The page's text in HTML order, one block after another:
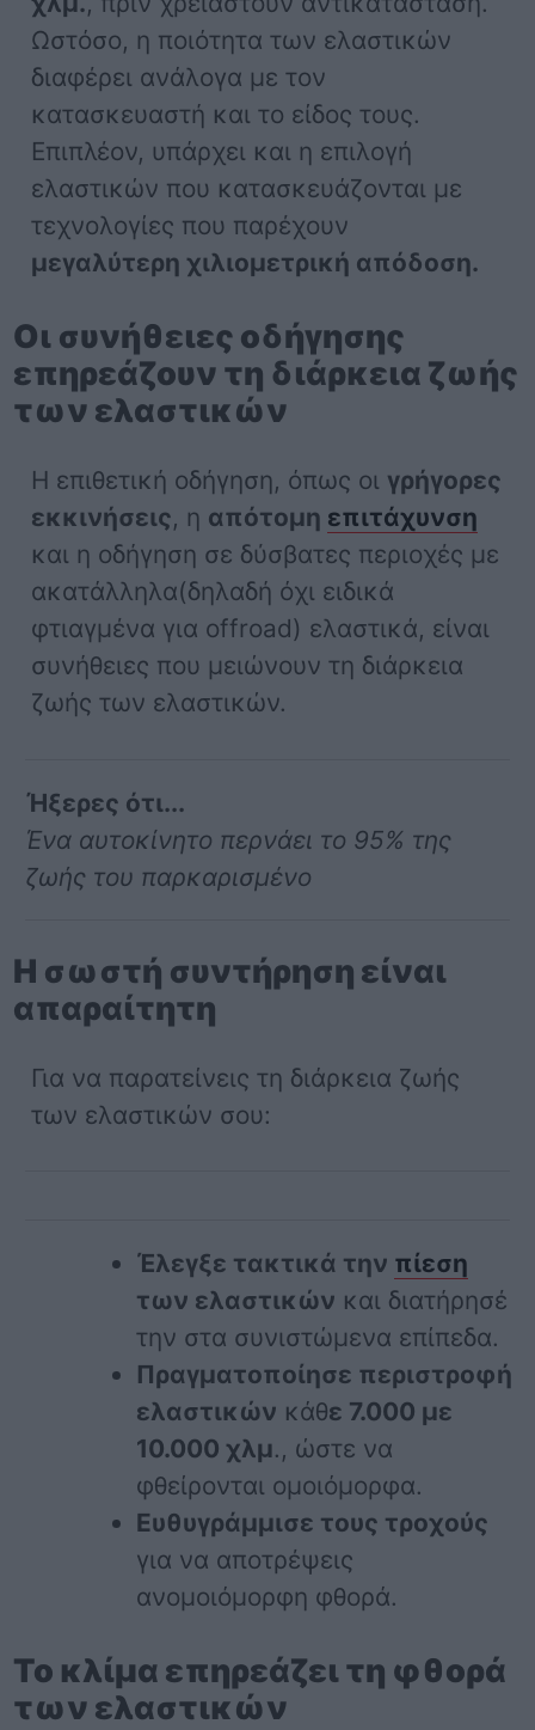
Ωστόσο, η ποιότητα των ελαστικών
διαφέρει ανάλογα με τον
κατασκευαστή και το είδος τους.
Επιπλέον, υπάρχει και η επιλογή
ελαστικών που κατασκευάζονται με
τεχνολογίες που παρέχουν
μεγαλύτερη χιλιομετρική απόδοση.
Οι συνήθειες οδήγησης
επηρεάζουν τη διάρκεια ζωής
των ελαστικών
Η επιθετική οδήγηση, όπως οι γρήγορες
εκκινήσεις, η απότομη επιτάχυνση
και η οδήγηση σε δύσβατες περιοχές με
ακατάλληλα(δηλαδή όχι ειδικά
φτιαγμένα για offroad) ελαστικά, είναι
συνήθειες που μειώνουν τη διάρκεια
ζωής των ελαστικών.
Ήξερες ότι...
Ένα αυτοκίνητο περνάει το 95% της
ζωής του παρκαρισμένο
Η σωστή συντήρηση είναι
απαραίτητη
Για να παρατείνεις τη διάρκεια ζωής
των ελαστικών σου:
Έλεγξε τακτικά την πίεση
των ελαστικών και διατήρησέ
την στα συνιστώμενα επίπεδα.
Πραγματοποίησε περιστροφή
ελαστικών κάθε 7.000 με
10.000 χλμ., ώστε να
φθείρονται ομοιόμορφα.
Ευθυγράμμισε τους τροχούς
για να αποτρέψεις
ανομοιόμορφη φθορά.
Το κλίμα επηρεάζει τη φθορά
των ελαστικών